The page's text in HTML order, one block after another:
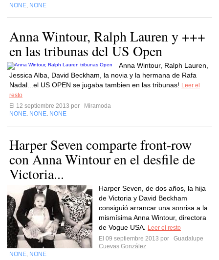
NONE NONE
Anna Wintour, Ralph Lauren y +++
en las tribunas del US Open
Anna Wintour, Ralph Lauren,
Jessica Alba, David Beckham, la novia y la hermana de Rafa
Nadal...el US OPEN se jugaba tambien en las tribunas! Leer el
resto
El 12 septiembre 2013 por
Miramoda
NONE NONE NONE
Harper Seven comparte front-row
con Anna Wintour en el desfile de
Victoria...
Harper Seven, de dos años, la hija
de Victoria y David Beckham
consiguió arrancar una sonrisa a la
mismísima Anna Wintour, directora
de Vogue USA.
Leer el resto
El 09 septiembre 2013 por
Guadalupe
Cuevas González
NONE NONE